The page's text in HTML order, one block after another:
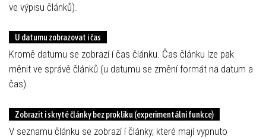
ve výpisu článků).
U datumu zobrazovat i čas
Kromě datumu se zobrazí í čas článku. Čas článku lze pak
měnit ve správě článků (u datumu se změní formát na datum a
čas).
Zobrazit i skryté články bez prokliku (experimentální funkce)
V seznamu článku se zobrazí í články, které mají vypnuto